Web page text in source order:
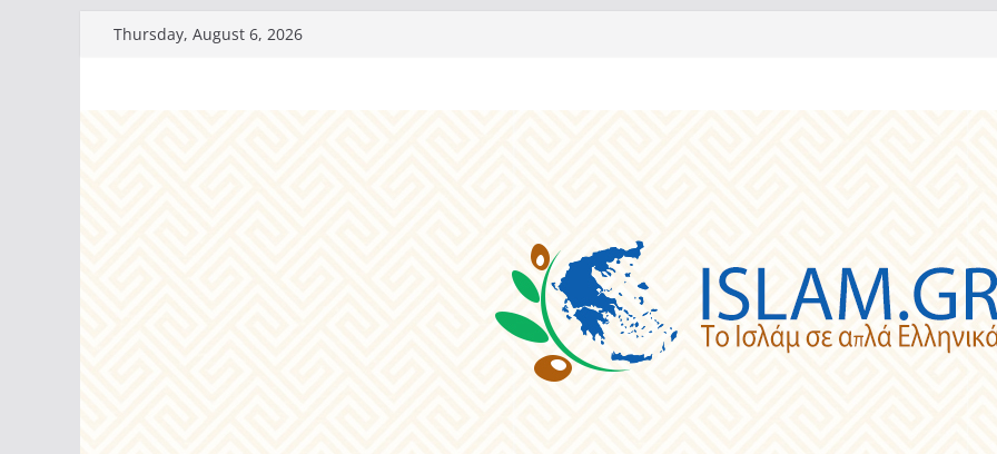
Thursday, August 6, 2026